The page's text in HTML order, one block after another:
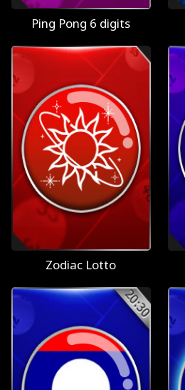
Ping Pong 6 digits
Zodiac Lotto